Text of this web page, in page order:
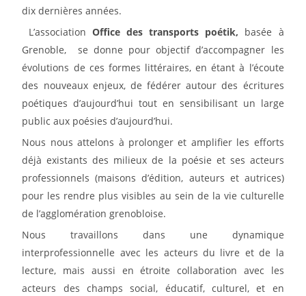
dixdernières années.
L’association Office des transports poétik, basée à
Grenoble,
se donne pour objectifd’accompagner les
évolutions de ces formes littéraires, en étant à l’écoute
des nouveaux enjeux, de fédérer autour des écritures
poétiques d’aujourd’hui tout en sensibilisant un large
public aux poésies d’aujourd’hui.
Nous nous attelons à prolonger et amplifier les efforts
déjà existants des milieux de la poésie et ses acteurs
professionnels (maisons d’édition, auteurs et autrices)
pour les rendre plus visibles au sein de la vie culturelle
de l’agglomération grenobloise.
Nous travaillons dans une dynamique
interprofessionnelle avec les acteurs du livre et de la
lecture, mais aussi en étroite collaboration avec les
acteurs des champs social, éducatif, culturel, et en